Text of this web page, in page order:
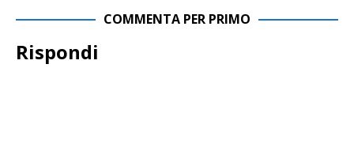
COMMENTA PER PRIMO
Rispondi